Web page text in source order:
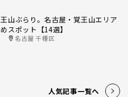
山ぶらり。名古屋・覚王山エリア
スポット【14選】
名古屋 千種区
人気記事一覧へ